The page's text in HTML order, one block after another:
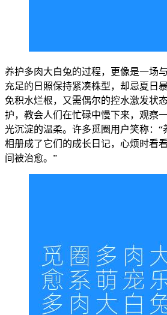
养护多肉大白兔的过程，更像是一场
充足的日照保持紧凑株型，却忌夏日
免积水烂根，又需偶尔的控水激发状
护，教会人们在忙碌中慢下来，观察
光沉淀的温柔。许多觅圈用户笑称：
相册成了它们的成长日记，心烦时看
间被治愈。”